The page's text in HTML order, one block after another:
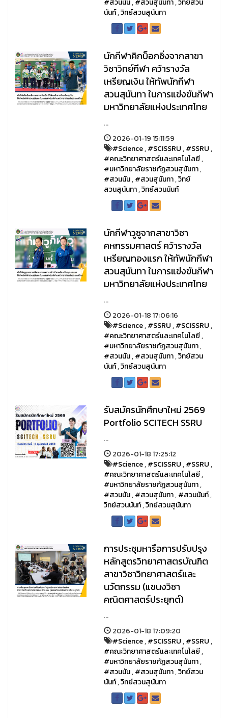
#สวนนัน,#สวนสุนันทา,วิทย์สวน
นันท์,วิทย์สวนสุนันทา
นักกีฬาคิกบ็อกซิ่งจากสาขา
วิชาวิทย์กีฬา คว้ารางวัล
เหรียญเงิน ให้ทัพนักกีฬา
สวนสุนันทา ในการแข่งขันกีฬา
มหาวิทยาลัยแห่งประเทศไทย
...
2026-01-19 15:11:59
#Science,#SCISSRU,#SSRU,
#คณะวิทยาศาสตร์และเทคโนโลยี,
#มหาวิทยาลัยราชภัฏสวนสุนันทา,
#สวนนัน,#สวนสุนันทา,วิทย์
สวนสุนันทา,วิทย์สวนนันท์
นักกีฬาวูซูจากสาขาวิชา
คหกรรมศาสตร์ คว้ารางวัล
เหรียญทองแรก ให้ทัพนักกีฬา
สวนสุนันทา ในการแข่งขันกีฬา
มหาวิทยาลัยแห่งประเทศไทย
...
2026-01-18 17:06:16
#Science,#SSRU,#SCISSRU,
#คณะวิทยาศาสตร์และเทคโนโลยี,
#มหาวิทยาลัยราชภัฏสวนสุนันทา,
#สวนนัน,#สวนสุนันทา,วิทย์สวน
นันท์,วิทย์สวนสุนันทา
รับสมัครนักศึกษาใหม่ 2569
Portfolio SCITECH SSRU
...
2026-01-18 17:25:12
#Science,#SCISSRU,#SSRU,
#คณะวิทยาศาสตร์และเทคโนโลยี,
#มหาวิทยาลัยราชภัฏสวนสุนันทา,
#สวนนัน,#สวนสุนันทา,#สวนนันท์,
วิทย์สวนนันท์,วิทย์สวนสุนันทา
การประชุมหารือการปรับปรุง
หลักสูตรวิทยาศาสตรบัณฑิต
สาขาวิชาวิทยาศาสตร์และ
นวัตกรรม (แขนงวิชา
คณิตศาสตร์ประยุกต์)
...
2026-01-18 17:09:20
#Science,#SCISSRU,#SSRU,
#คณะวิทยาศาสตร์และเทคโนโลยี,
#มหาวิทยาลัยราชภัฏสวนสุนันทา,
#สวนนัน,#สวนสุนันทา,วิทย์สวน
นันท์,วิทย์สวนสุนันทา